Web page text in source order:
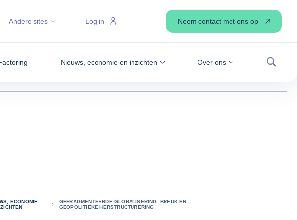
Nieuws, economie en inzichten Over ons
Zoek
Andere sites Log in Neem contact met ons op
ECONOMIE
GEFRAGMENTEERDE GLOBALISERING: BREUK EN
GEOPOLITIEKE HERSTRUCTURERING